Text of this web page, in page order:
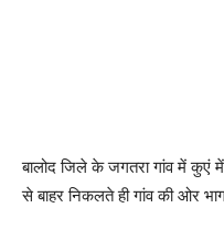
बालोद जिले के जगतरा गांव में
से बाहर निकलते ही गांव की ओर